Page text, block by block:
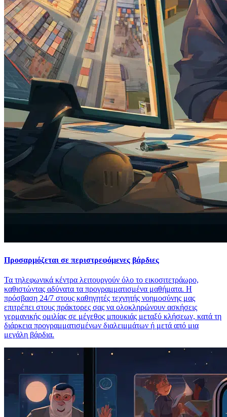
Προσαρμόζεται σε περιστρεφόμενες βάρδιες
Τα τηλεφωνικά κέντρα λειτουργούν όλο το εικοσιτετράωρο,
καθιστώντας αδύνατα τα προγραμματισμένα μαθήματα. Η
πρόσβαση 24/7 στους καθηγητές τεχνητής νοημοσύνης μας
επιτρέπει στους πράκτορες σας να ολοκληρώνουν ασκήσεις
γερμανικής ομιλίας σε μέγεθος μπουκιάς μεταξύ κλήσεων, κατά τη
διάρκεια προγραμματισμένων διαλειμμάτων ή μετά από μια
μεγάλη βάρδια.